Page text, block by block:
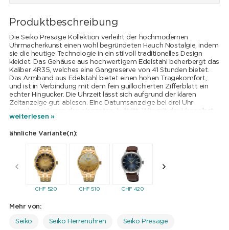
Produktbeschreibung
Die Seiko Presage Kollektion verleiht der hochmodernen
Uhrmacherkunst einen wohl begründeten Hauch Nostalgie, indem
sie die heutige Technologie in ein stilvoll traditionelles Design
kleidet. Das Gehäuse aus hochwertigem Edelstahl beherbergt das
Kaliber 4R35, welches eine Gangreserve von 41 Stunden bietet.
Das Armband aus Edelstahl bietet einen hohen Tragekomfort,
und ist in Verbindung mit dem fein guillochierten Zifferblatt ein
echter Hingucker. Die Uhrzeit lässt sich aufgrund der klaren
Zeitanzeige gut ablesen. Eine Datumsanzeige bei drei Uhr
vor Wasser keinen Halt macht, ist mit 5 bar Wasserdichtigkeit auf
Mehr als ein Jahrhundert lang hat Seiko seine Fertigkeiten im
Heute gipfelt all diese Erfahrung in einer neuen Kollektion mit
ausschliesslich mechanischen Kalibern namens „Presage“.
Presage wird bereits seit einiger Zeit erfolgreich in Japan und
anderen ausgewählten Märkten vertrieben. Jetzt tritt Presage an,
Kulturgeschichte. Der Pflege von Traditionen wird hier ein
besonders hoher Stellenwert beigemessen. Beständige Schönheit
und dauerhafte Zuverlässigkeit drücken die tiefen Sehnsüchte der
weiterlesen »
ähnliche Variante(n):
CHF 520 CHF510 CHF420
Mehr von:
Seiko Seiko Herrenuhren Seiko Presage